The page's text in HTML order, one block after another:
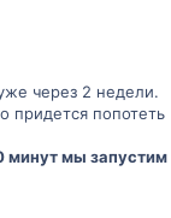
через 2 недели.
придется попотеть
минут мы запустим